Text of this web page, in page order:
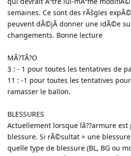
semaines. Ce sont des rÃšgles
peuvent dÃ©jÃ donner une idÃ©e
changements. Bonne lecture
MÃ?TÃ?O
3 : - 1 pour toutes les tentatives de
11 : -1 pour toutes les tentatives
ramasser le ballon.
BLESSURES
Actuellement lorsque lâ??armure
blessure. Si rÃ©sultat = une
quelle type de blessure (BL, BG ou